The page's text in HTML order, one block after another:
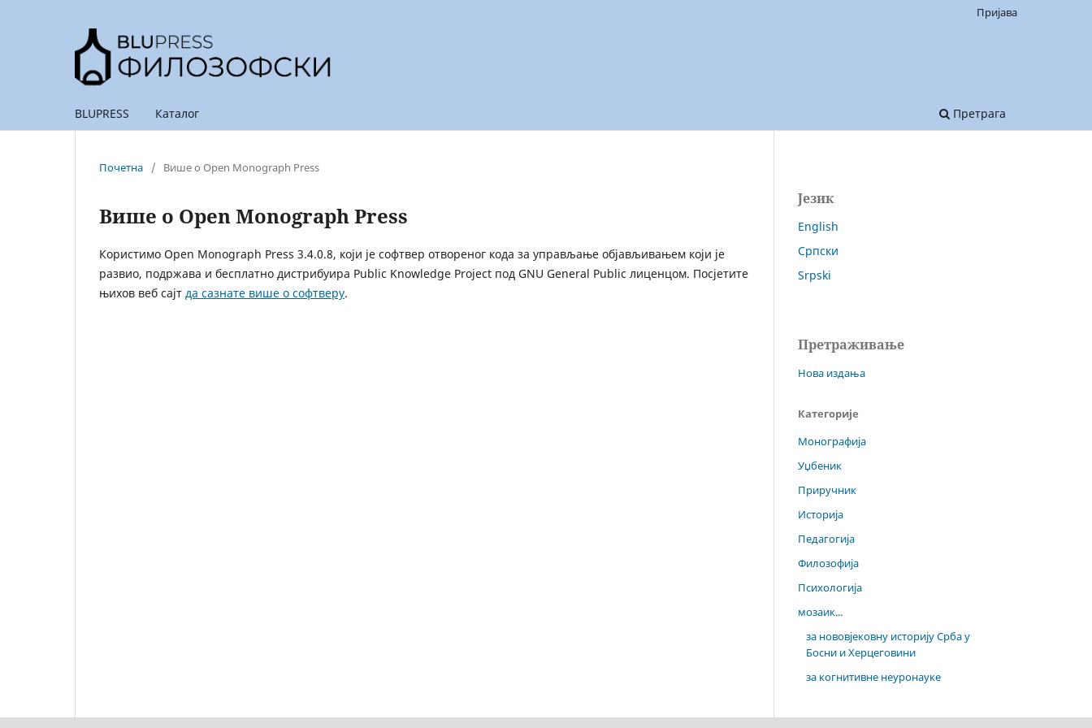
BLUPRESS Каталог Претрага
Пријава
Почетна / Више о Open Monograph Press
Више о Open Monograph Press
Користимо Open Monograph Press 3.4.0.8, који је софтвер отвореног кода за управљање објављивањем који је
развио, подржава и бесплатно дистрибуира Public Knowledge Project под GNU General Public лиценцом. Посјетите
њихов веб сајт да сазнате више о софтверу.
Језик
English
Српски
Srpski
Претраживање
Нова издања
Категорије
Монографија
Уџбеник
Приручник
Историја
Педагогија
Филозофија
Психологија
мозаик...
за нововјековну историју Срба у
Босни и Херцеговини
за когнитивне неуронауке